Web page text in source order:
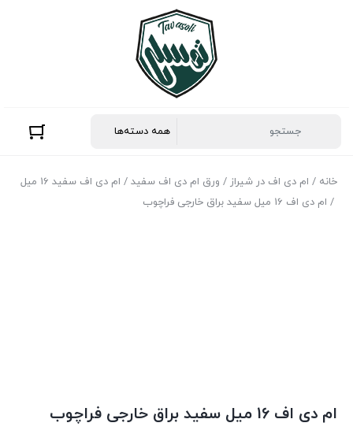
خانه / ام دی اف در شیراز / ورق ام‌ دی‌ اف سفید / ام دی اف سفید 16 میل
/ ام دی اف 16 میل سفید براق خارجی فراچوب
ام دی اف 16 میل سفید براق خارجی فراچوب